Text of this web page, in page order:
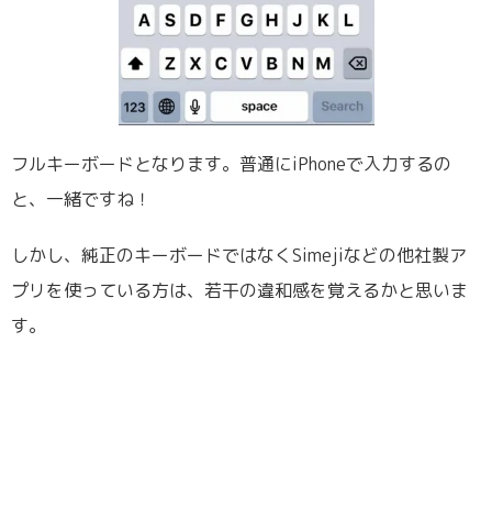
フルキーボードとなります。普通にiPhoneで入力するの
と、一緒ですね！
しかし、純正のキーボードではなくSimejiなどの他社製ア
プリを使っている方は、若干の違和感を覚えるかと思いま
す。